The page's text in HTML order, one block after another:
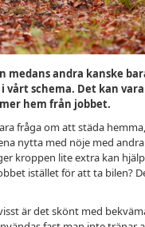
medans andra kanske
vårt schema. Det kan
hem från jobbet.
fråga om att städa
nytta med nöje med
kroppen lite extra kan
istället för att ta bilen?
är det skönt med